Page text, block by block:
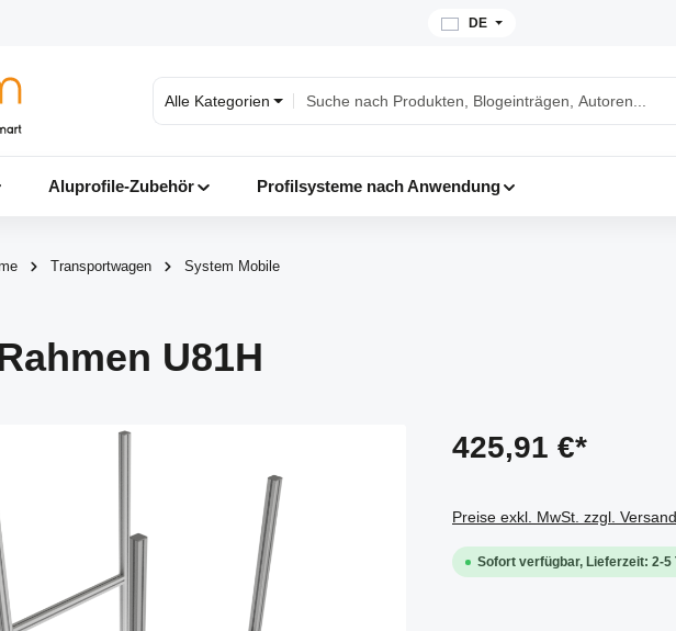
DE
Alle Kategorien
Aluprofile-Zubehör Profilsysteme nach Anwendung
Transportwagen System Mobile
U81H
425,91 €*
Preise exkl. MwSt. zzgl.
Sofort verfügbar, Lieferzeit: 2-5